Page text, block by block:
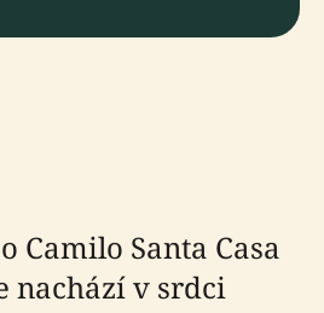
Camilo Santa Casa
nachází v srdci